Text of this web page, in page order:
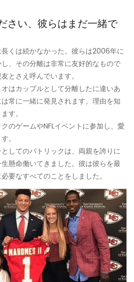
さい、彼らはまだ一緒で
くは続かなかった。彼らは2006年に
、その分離は非常に友好的なもので
とさえ呼んでいます。
はカップルとして分離したに違いあ
常に一緒に発見されます。理由を知
す。
のゲームやNFLイベントに参加し、愛
。
してのパトリックは、両親を誇りに
懸命働いてきました。彼は彼らを最
要なすべてのことをしました。